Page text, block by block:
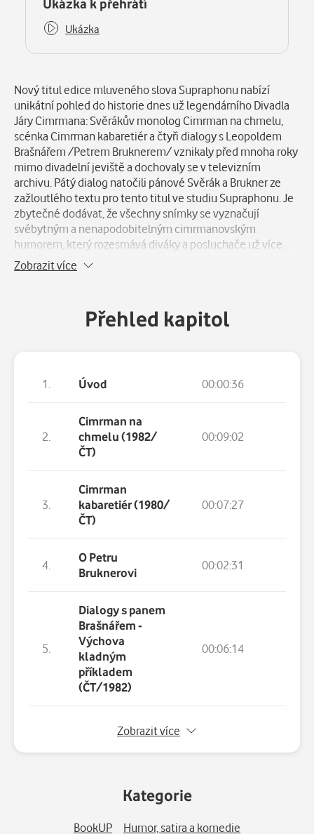
Ukázka
Popis
Nový titul edice mluveného slova Supraphonu nabízí
unikátní pohled do historie dnes už legendárního Divadla
Járy Cimrmana: Svěrákův monolog Cimrman na chmelu,
scénka Cimrman kabaretiér a čtyři dialogy s Leopoldem
Brašnářem /Petrem Bruknerem/ vznikaly před mnoha roky
mimo divadelní jeviště a dochovaly se v televizním
archivu. Pátý dialog natočili pánové Svěrák a Brukner ze
zažloutlého textu pro tento titul ve studiu Supraphonu. Je
zbytečné dodávat, že všechny snímky se vyznačují
svébytným a nenapodobitelným cimrmanovským
humorem, který rozesmává diváky a posluchače už více
než třicet let. Ocení je proto nejen skalní cimrmanologové,
ale i všichni milovníci dobré zábavy. Dodejme, že kratičké
Zobrazit více
Přehled kapitol
1. Úvod 00:00:36
2.
Cimrman na
chmelu (1982/
ČT)
00:09:02
3.
Cimrman
kabaretiér (1980/
ČT)
00:07:27
4.
O Petru
Bruknerovi
00:02:31
5.
Dialogy s panem
Brašnářem -
Výchova
kladným
příkladem
(ČT/1982)
00:06:14
Dialogy s panem Brašnářem - O hubení
Dialogy s panem Brašnářem - Pan Brašnář
Zobrazit více
Kategorie
BookUP Humor, satira a komedie